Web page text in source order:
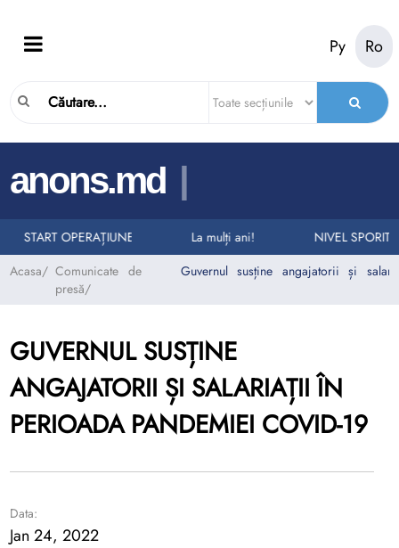
Ру Ro
anons.md |
LA NUMĂRUL UNIC DE URGENȚĂ 112
AUTO
START OPERAȚIUNEA „TAXI” La mulți ani!
NIVEL SPORIT
Acasa/ Comunicate de
presă/
Guvernul susține angajatorii și
GUVERNUL SUSȚINE
ANGAJATORII ȘI SALARIAȚII ÎN
PERIOADA PANDEMIEI COVID-19
Data:
Jan 24, 2022